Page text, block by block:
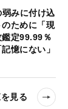
弱みに付け込
ために「現
定99.99％
憶にない」
見る